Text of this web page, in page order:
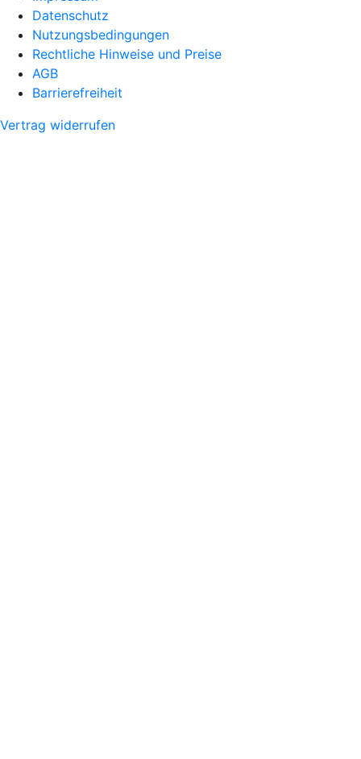
Datenschutz
Nutzungsbedingungen
Rechtliche Hinweise und Preise
AGB
Barrierefreiheit
Vertrag widerrufen